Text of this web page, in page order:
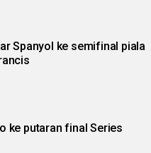
Spanyol ke semifinal piala
ke putaran final Series